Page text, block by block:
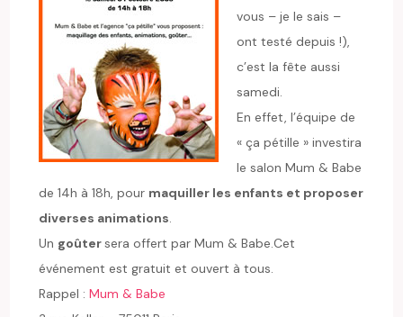
vous – je le sais –
ont testé depuis !),
c’est la fête aussi
samedi.
En effet, l’équipe de
« ça pétille » investira
le salon Mum & Babe
de 14h à 18h, pour maquiller les enfants et proposer
diverses animations.
Un goûtersera offert par Mum & Babe.Cet
événement est gratuit et ouvert à tous.
Rappel :Mum & Babe